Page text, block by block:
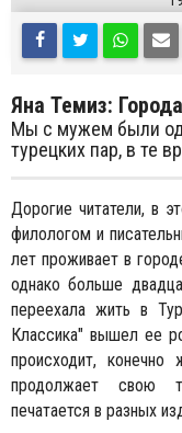
Яна Темиз:
Mы с мужем были
турецких пар, в те
Дорогие читатели, в
филологом и
лет проживает в
однако больше
переехала жить в
Классика" вышел ее
происходит,
продолжает свою
печатается в разных